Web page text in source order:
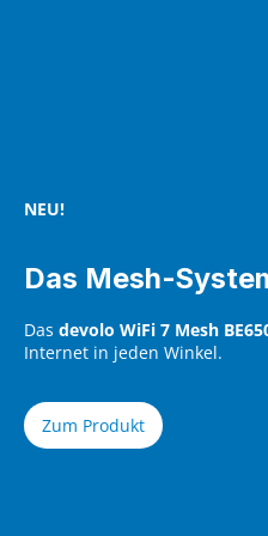
NEU!
Das Mesh-
Das devolo WiFi 7 Mesh
Internet in jeden Winkel.
Zum Produkt